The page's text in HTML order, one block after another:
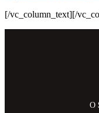
[/vc_column_text][/
O